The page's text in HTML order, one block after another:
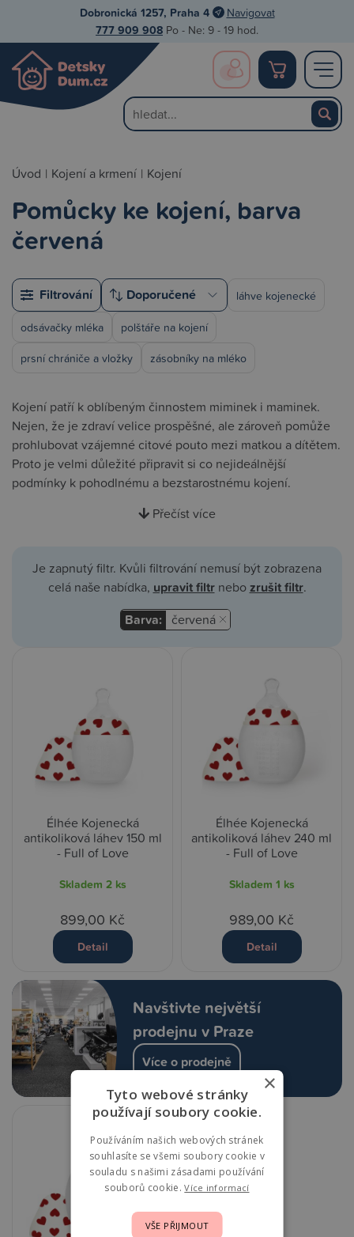
Dobronická 1257, Praha 4 Navigovat
777 909 908 Po - Ne: 9 - 19 hod.
Úvod | Kojení a krmení | Kojení
Pomůcky ke kojení, barva
červená
Filtrování láhve kojenecké
odsávačky mléka polštáře na kojení
prsní chrániče a vložky zásobníky na mléko
Kojení patří k oblíbeným činnostem miminek i maminek.
Nejen, že je zdraví velice prospěšné, ale zároveň pomůže
prohlubovat vzájemné citové pouto mezi matkou a dítětem.
Proto je velmi důležité připravit si co nejideálnější
podmínky k pohodlnému a bezstarostnému kojení.
Přečíst více
Je zapnutý filtr. Kvůli filtrování nemusí být zobrazena
celá naše nabídka, upravit filtrnebozrušit filtr.
Barva: červená
Navštivte největší
prodejnu v Praze
Více o prodejně
Élhée Kojenecká
antikoliková láhev 150 ml
- Full of Love
Skladem 2 ks
899,00 Kč
Detail
Élhée Kojenecká
antikoliková láhev 240 ml
- Full of Love
Skladem 1 ks
989,00 Kč
Detail
×
Tyto webové stránky
používají soubory cookie.
Používáním našich webových stránek
souhlasíte se všemi soubory cookie v
souladu s našimi zásadami používání
souborů cookie.Více informací
VŠE PŘIJMOUT